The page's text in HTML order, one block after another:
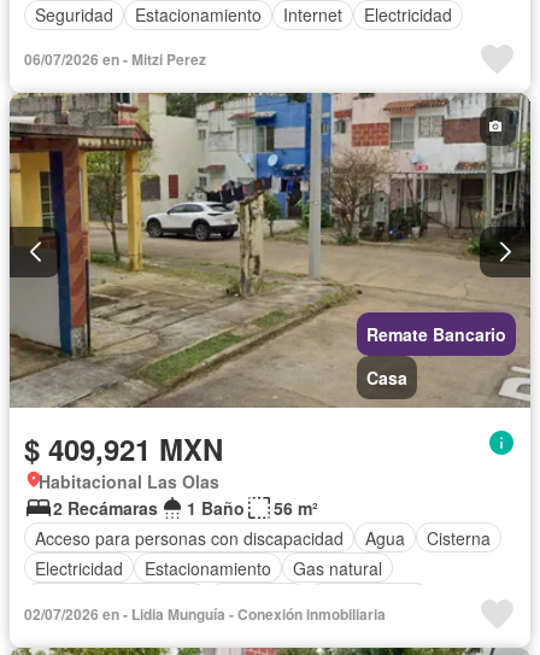
Seguridad
Estacionamiento Internet Electricidad
06/07/2026 en - Mitzi Perez
Remate Bancario
Casa
$ 409,921 MXN
Habitacional Las Olas
2 Recámaras
1 Baño
56 m²
Acceso para personas con discapacidad
Agua
Cisterna
Electricidad
Estacionamiento
Gas natural
02/07/2026 en - Lidia Munguía - Conexión inmobiliaria